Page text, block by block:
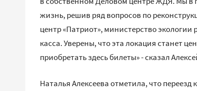
жизнь, решив ряд вопросов по
центр «Патриот», министерство
касса. Уверены, что эта локация станет
приобретать здесь билеты» - сказал
Наталья Алексеева отметила, что